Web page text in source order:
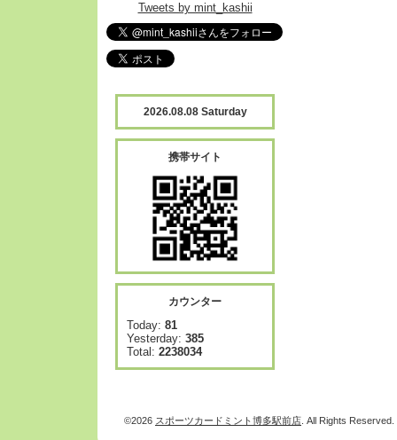
Tweets by mint_kashii
2026.08.08 Saturday
携帯サイト
カウンター
Today: 81
Yesterday: 385
Total: 2238034
©2026 スポーツカードミント博多駅前店 . All Rights Reserved.